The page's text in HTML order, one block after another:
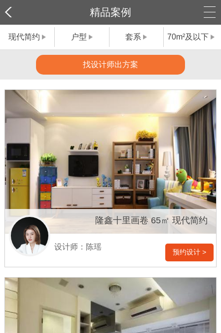
精品案例
现代简约 户型 套系 70m²及以下
找设计师出方案
隆鑫十里画卷 65㎡ 现代简约
设计师：陈瑶
预约设计 >